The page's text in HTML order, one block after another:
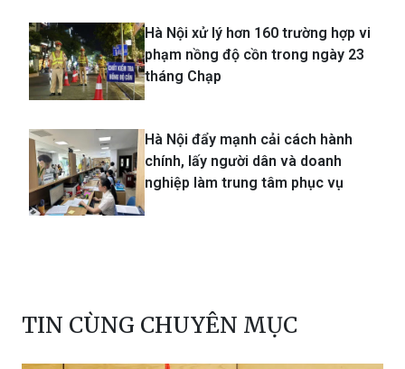
Hà Nội xử lý hơn 160 trường hợp vi
phạm nồng độ cồn trong ngày 23
tháng Chạp
Hà Nội đẩy mạnh cải cách hành
chính, lấy người dân và doanh
nghiệp làm trung tâm phục vụ
TIN CÙNG CHUYÊN MỤC